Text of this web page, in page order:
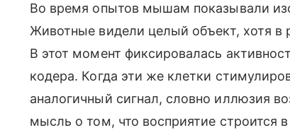
Во время опытов мышам показывали
Животные видели целый объект, хотя в
В этот момент фиксировалась
кодера. Когда эти же клетки
аналогичный сигнал, словно иллюзия
мысль о том, что восприятие строится